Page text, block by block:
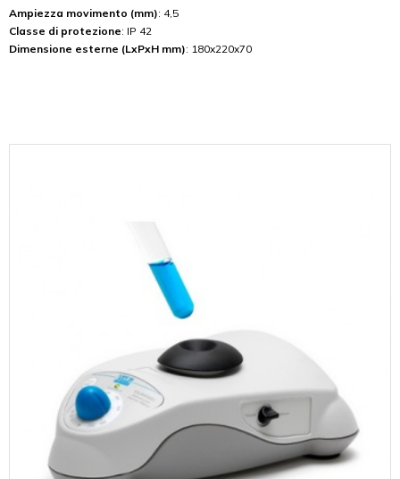
Ampiezza movimento (mm): 4,5
Classe di protezione: IP 42
Dimensione esterne (LxPxH mm): 180x220x70